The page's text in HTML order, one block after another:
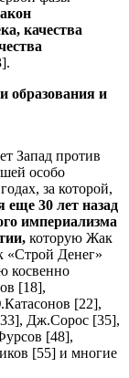
качества
образования и
Запад против
особо
за которой,
еще 30 лет назад
империализма
которую Жак
«Строй Денег»
косвенно
[18],
[22],
Дж.Сорос [35],
[48],
[55] и многие